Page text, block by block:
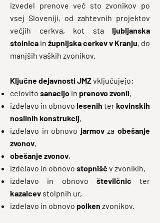
izvedel prenove več sto zvonikov po
vsej Sloveniji, od zahtevnih projektov
večjih cerkva, kot sta ljubljanska
stolnica in župnijska cerkev v Kranju, do
manjših vaških zvonikov.
Ključne dejavnosti JMZvključujejo:
celovito sanacijo in prenovo zvonil,
izdelavo in obnovo lesenih terkovinskih
nosilnih konstrukcij,
izdelavo in obnovo jarmovzaobešanje
zvonov,
obešanje zvonov,
izdelavo in obnovo stopnišč v zvonikih,
izdelavo in obnovo številčnic ter
kazalcev stolpnih ur,
izdelavo in obnovo polken zvonikov.